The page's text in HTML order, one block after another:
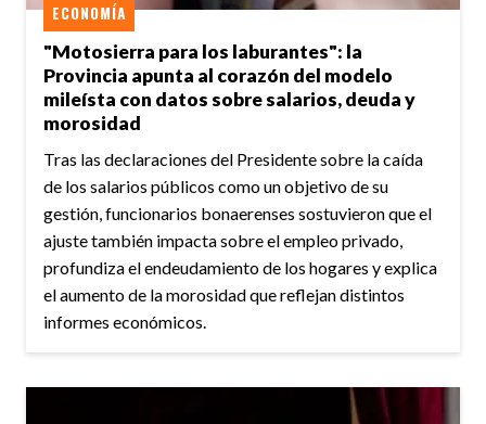
"Motosierra para los laburantes": la
Provincia apunta al corazón del modelo
mileísta con datos sobre salarios, deuda y
morosidad
ECONOMÍA
Tras las declaraciones del Presidente sobre la caída
de los salarios públicos como un objetivo de su
gestión, funcionarios bonaerenses sostuvieron que el
ajuste también impacta sobre el empleo privado,
profundiza el endeudamiento de los hogares y explica
el aumento de la morosidad que reflejan distintos
informes económicos.